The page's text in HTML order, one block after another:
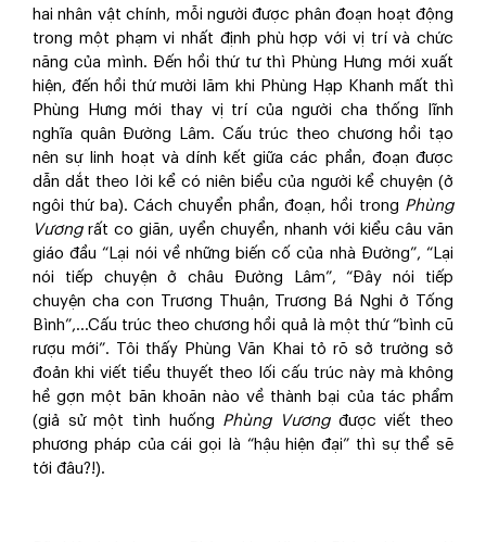
hai nhân vật chính, mỗi người được phân đoạn hoạt động
trong một phạm vi nhất định phù hợp với vị trí và chức
năng của mình. Đến hồi thứ tư thì Phùng Hưng mới xuất
hiện, đến hồi thứ mười lăm khi Phùng Hạp Khanh mất thì
Phùng Hưng mới thay vị trí của người cha thống lĩnh
nghĩa quân Đường Lâm. Cấu trúc theo chương hồi tạo
nên sự linh hoạt và dính kết giữa các phần, đoạn được
dẫn dắt theo lời kể có niên biểu của người kể chuyện (ở
ngôi thứ ba). Cách chuyển phần, đoạn, hồi trong Phùng
Vươngrất co giãn, uyển chuyển, nhanh với kiểu câu văn
giáo đầu “Lại nói về những biến cố của nhà Đường”, “Lại
nói tiếp chuyện ở châu Đường Lâm”, “Đây nói tiếp
chuyện cha con Trương Thuận, Trương Bá Nghi ở Tống
Bình”,…Cấu trúc theo chương hồi quả là một thứ “bình cũ
rượu mới”. Tôi thấy Phùng Văn Khai tỏ rõ sở trường sở
đoản khi viết tiểu thuyết theo lối cấu trúc này mà không
hề gợn một băn khoăn nào về thành bại của tác phẩm
(giả sử một tình huống Phùng Vươngđược viết theo
phương pháp của cái gọi là “hậu hiện đại” thì sự thể sẽ
tới đâu?!).